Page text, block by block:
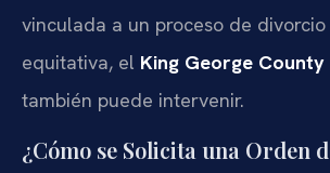
vinculada a un proceso de
equitativa, el King George
también puede intervenir.
¿Cómo se Solicita una Orden